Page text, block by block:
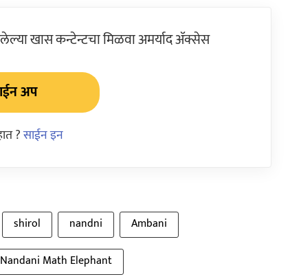
खास कन्टेन्टचा मिळवा अमर्याद ॲक्सेस
अप
?साईन इन
shirol nandni
Ambani
Nandani Math Elephant